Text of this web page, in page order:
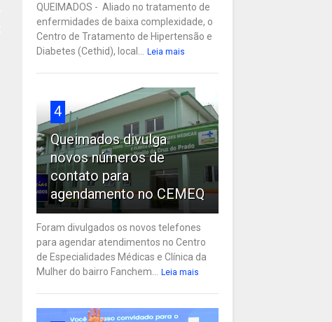
QUEIMADOS - Aliado no tratamento de
enfermidades de baixa complexidade, o
Centro de Tratamento de Hipertensão e
Diabetes (Cethid), local...
Leia mais
4
Queimados divulga
novos números de
contato para
agendamento no CEMEQ
Foram divulgados os novos telefones
para agendar atendimentos no Centro
de Especialidades Médicas e Clínica da
Mulher do bairro Fanchem...
Leia mais